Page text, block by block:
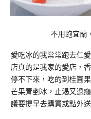
不用跑宜蘭
愛吃冰的我常常跑去仁
店真的是我家的愛店，
停不下來，吃的到桂圓
芒果青剉冰，止渴又過
議要提早去購買或點外